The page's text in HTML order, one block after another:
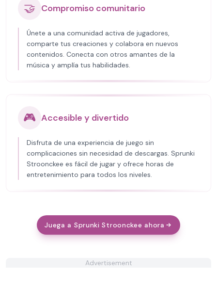
🤝 Compromiso comunitario
Únete a una comunidad activa de jugadores,
comparte tus creaciones y colabora en nuevos
contenidos. Conecta con otros amantes de la
música y amplía tus habilidades.
🎮 Accesible y divertido
Disfruta de una experiencia de juego sin
complicaciones sin necesidad de descargas. Sprunki
Stroonckee es fácil de jugar y ofrece horas de
entretenimiento para todos los niveles.
Juega a Sprunki Stroonckee ahora
Advertisement